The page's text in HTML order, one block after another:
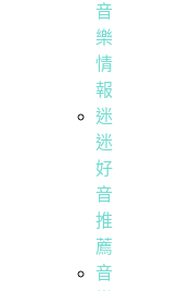
音
樂
情
報
迷
迷
好
音
推
薦
音